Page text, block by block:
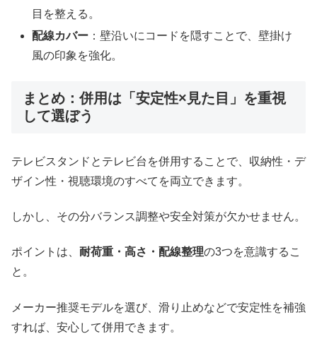
目を整える。
配線カバー ：壁沿いにコードを隠すことで、壁掛け
風の印象を強化。
まとめ：併用は「安定性×見た目」を重視
して選ぼう
テレビスタンドとテレビ台を併用することで、収納性・デ
ザイン性・視聴環境のすべてを両立できます。
しかし、その分バランス調整や安全対策が欠かせません。
ポイントは、 耐荷重・高さ・配線整理の3つを意識するこ
と。
メーカー推奨モデルを選び、滑り止めなどで安定性を補強
すれば、安心して併用できます。